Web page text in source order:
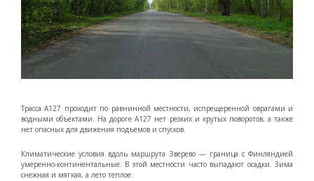
Трасса А127 проходит по равнинной местности, испрещеренной оврагами и
водными объектами. На дороге А127 нет резких и крутых поворотов, а также
нет опасных для движения подъемов и спусков.
Климатические условия вдоль маршрута Зверево — граница с Финляндией
умеренно-континентальные. В этой местности часто выпадают осадки. Зима
снежная и мягкая, а лето теплое.